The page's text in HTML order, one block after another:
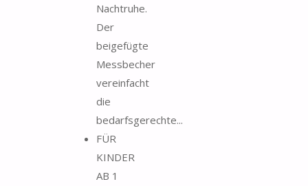
Nachtruhe.
Der
beigefügte
Messbecher
vereinfacht
die
bedarfsgerechte...
FÜR
KINDER
AB 1